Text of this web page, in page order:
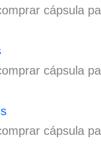
cápsula
cápsula
cápsula